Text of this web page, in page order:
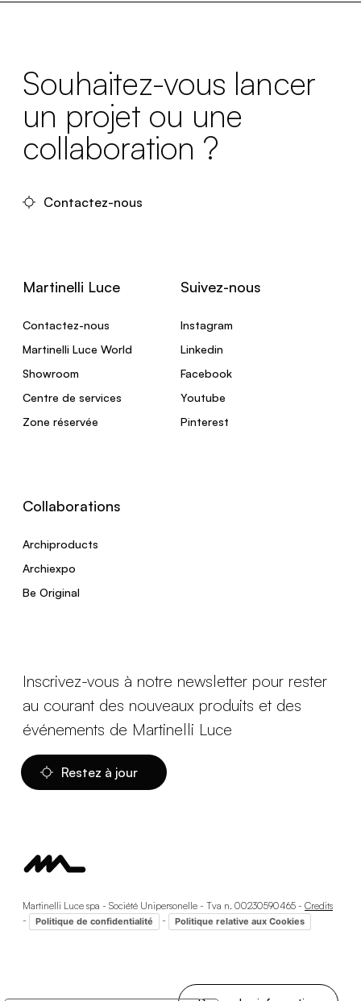
Souhaitez-vous lancer
un projet ou une
collaboration ?
Contactez-nous
Martinelli Luce
Contactez-nous
Martinelli Luce World
Showroom
Centre de services
Zone réservée
Suivez-nous
Instagram
Linkedin
Facebook
Youtube
Pinterest
Collaborations
Archiproducts
Archiexpo
Be Original
Inscrivez-vous à notre newsletter pour rester
au courant des nouveaux produits et des
événements de Martinelli Luce
Restez à jour
Martinelli Luce spa - Société Unipersonelle - Tva n. 00230590465 - Credits
-
Politique de confidentialité - Politique relative aux Cookies